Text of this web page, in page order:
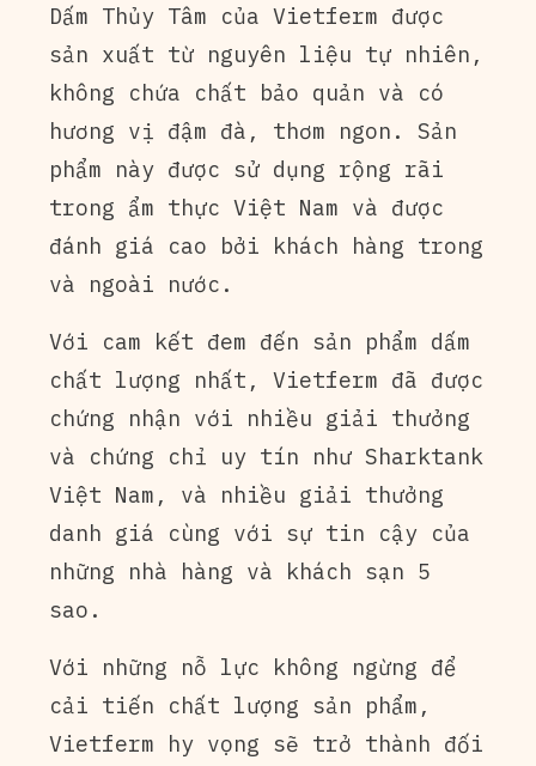
Dấm Thủy Tâm của Vietferm được
sản xuất từ nguyên liệu tự nhiên,
không chứa chất bảo quản và có
hương vị đậm đà, thơm ngon. Sản
phẩm này được sử dụng rộng rãi
trong ẩm thực Việt Nam và được
đánh giá cao bởi khách hàng trong
và ngoài nước.
Với cam kết đem đến sản phẩm dấm
chất lượng nhất, Vietferm đã được
chứng nhận với nhiều giải thưởng
và chứng chỉ uy tín như Sharktank
Việt Nam, và nhiều giải thưởng
danh giá cùng với sự tin cậy của
những nhà hàng và khách sạn 5
sao.
Với những nỗ lực không ngừng để
cải tiến chất lượng sản phẩm,
Vietferm hy vọng sẽ trở thành đối